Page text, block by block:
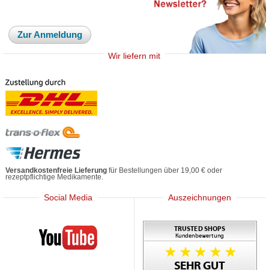
Zur Anmeldung
Wir liefern mit
Versandkostenfreie Lieferung für Bestellungen über 19,00 € oder
rezeptpflichtige Medikamente.
Social Media
Mediherz
Auszeichnungen